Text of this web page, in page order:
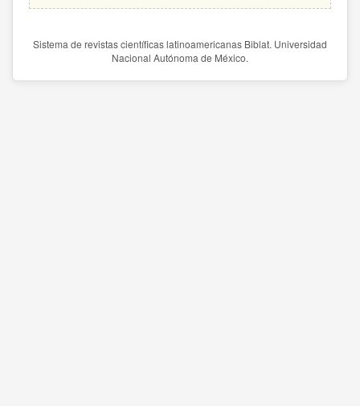
Sistema de revistas científicas latinoamericanas Biblat. Universidad
Nacional Autónoma de México.